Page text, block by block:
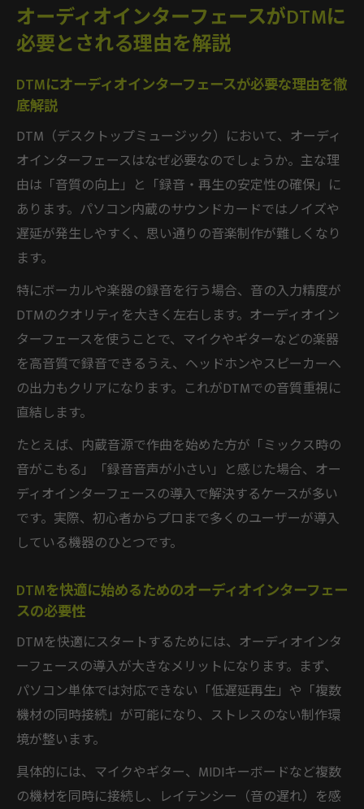
オーディオインターフェースがDTMに
必要とされる理由を解説
DTMにオーディオインターフェースが必要な理由を徹
底解説
DTM（デスクトップミュージック）において、オーディ
オインターフェースはなぜ必要なのでしょうか。主な理
由は「音質の向上」と「録音・再生の安定性の確保」に
あります。パソコン内蔵のサウンドカードではノイズや
遅延が発生しやすく、思い通りの音楽制作が難しくなり
ます。
特にボーカルや楽器の録音を行う場合、音の入力精度が
DTMのクオリティを大きく左右します。オーディオイン
ターフェースを使うことで、マイクやギターなどの楽器
を高音質で録音できるうえ、ヘッドホンやスピーカーへ
の出力もクリアになります。これがDTMでの音質重視に
直結します。
たとえば、内蔵音源で作曲を始めた方が「ミックス時の
音がこもる」「録音音声が小さい」と感じた場合、オー
ディオインターフェースの導入で解決するケースが多い
です。実際、初心者からプロまで多くのユーザーが導入
している機器のひとつです。
DTMを快適に始めるためのオーディオインターフェー
スの必要性
DTMを快適にスタートするためには、オーディオインタ
ーフェースの導入が大きなメリットになります。まず、
パソコン単体では対応できない「低遅延再生」や「複数
機材の同時接続」が可能になり、ストレスのない制作環
境が整います。
具体的には、マイクやギター、MIDIキーボードなど複数
の機材を同時に接続し、レイテンシー（音の遅れ）を感